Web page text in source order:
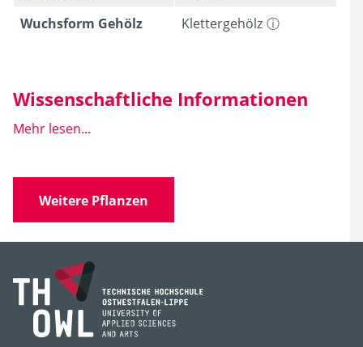
Wuchsform Gehölz
Klettergehölz
Wissenschaftliche Informationen
Mehr lesen...
Name
Familie
Art, Unterart,
Varietät, Form
japonica
Weitere Pflanzen